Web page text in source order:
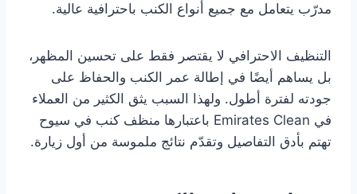
مدرّب يتعامل مع جميع أنواع الكنب باحترافية عالية.
التنظيف الاحترافي لا يقتصر فقط على تحسين المظهر،
بل يساهم أيضًا في إطالة عمر الكنب والحفاظ على
جودته لفترة أطول. ولهذا السبب يثق الكثير من العملاء
في Emirates Clean باعتبارها منظف كنب في سيوح
تهتم بأدق التفاصيل وتقدّم نتائج ملموسة من أول زيارة.